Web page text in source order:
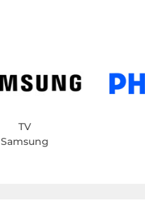
TV
Samsung